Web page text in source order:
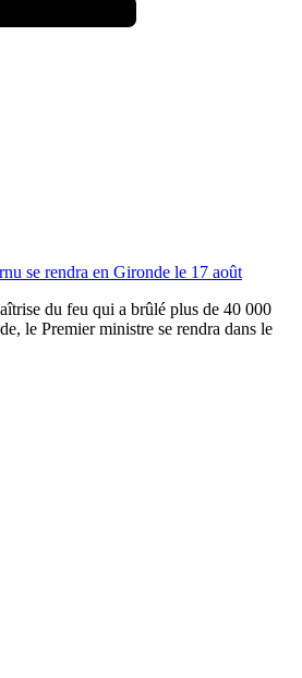
se rendra en Gironde le 17 août
du feu qui a brûlé plus de 40 000
le Premier ministre se rendra dans le